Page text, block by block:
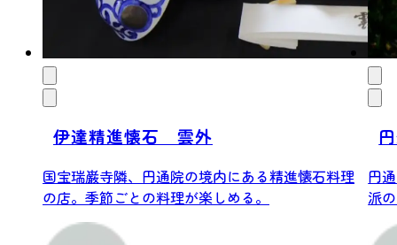
伊達精進懐石 雲外
国宝瑞巌寺隣、円通院の境内にある精進懐石料理
の店。季節ごとの料理が楽しめる。
円
派